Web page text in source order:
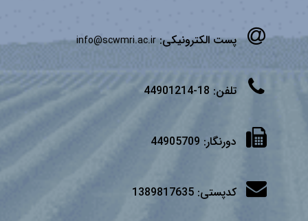
پست الکترونیکی:info@scwmri.ac.ir
تلفن: 18-44901214
دورنگار: 44905709
کدپستی: 1389817635